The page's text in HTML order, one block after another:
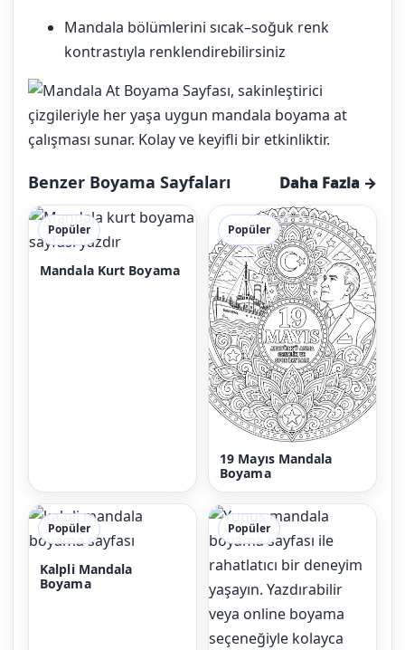
Mandala bölümlerini sıcak–soğuk renk
kontrastıyla renklendirebilirsiniz
Benzer Boyama Sayfaları Daha Fazla →
Popüler
Mandala Kurt Boyama
Popüler
19 Mayıs Mandala
Boyama
Popüler
Kalpli Mandala
Boyama
Popüler